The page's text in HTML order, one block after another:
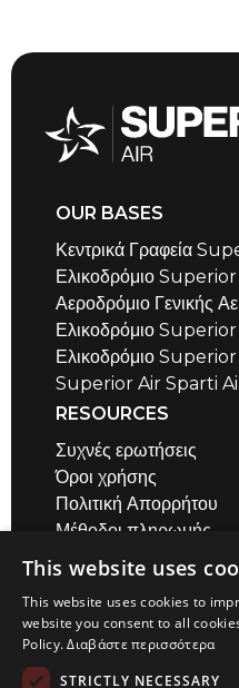
OUR BASES
Κεντρικά Γραφεία
Ελικοδρόμιο
Αεροδρόμιο Γενικής
Ελικοδρόμιο
Ελικοδρόμιο
Superior Air Sparti
RESOURCES
Συχνές ερωτήσεις
Όροι χρήσης
Πολιτική Απορρήτου
Μέθοδοι πληρωμής
Air Safety QR codes /
ΕΠΙΚΟΙΝΩΝΙΑ
Αεροδρόμιο Μεγάρων
+30 22960 23180
This website uses
This website uses cookies to
website you consent to all
Policy.Διαβάστε περισσότερα
STRICTLY NECESSARY